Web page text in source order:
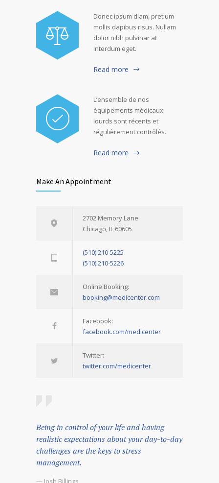
Donec ipsum diam, pretium
mollis dapibus risus. Nullam
dolor nibh pulvinar at
interdum eget.
Read more
L’ensemble de nos
équipements médicaux
lourds sont récents et
régulièrement contrôlés.
Read more
Make An Appointment
2702 Memory Lane
Chicago, IL 60605
(510) 210-5225
(510) 210-5226
Online Booking:
booking@medicenter.com
Facebook:
facebook.com/medicenter
Twitter:
twitter.com/medicenter
Being in control of your life and having
realistic expectations about your day-to-day
challenges are the keys to stress
management.
— Josh Billings